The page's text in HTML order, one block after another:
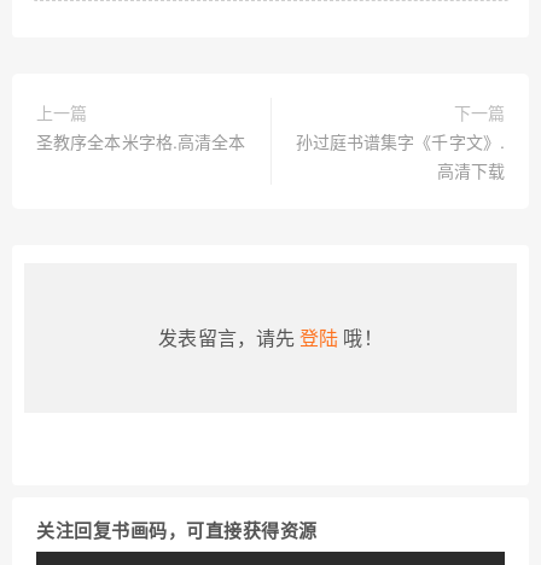
上一篇
圣教序全本米字格.高清全本
下一篇
孙过庭书谱集字《千字文》.
高清下载
发表留言，请先登陆 哦！
关注回复书画码，可直接获得资源